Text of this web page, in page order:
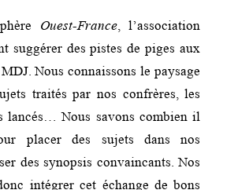
Ouest-France, l’association
suggérer des pistes de piges aux
Nous connaissons le paysage
traités par nos confrères, les
lancés… Nous savons combien il
placer des sujets dans nos
des synopsis convaincants. Nos
intégrer cet échange de bons